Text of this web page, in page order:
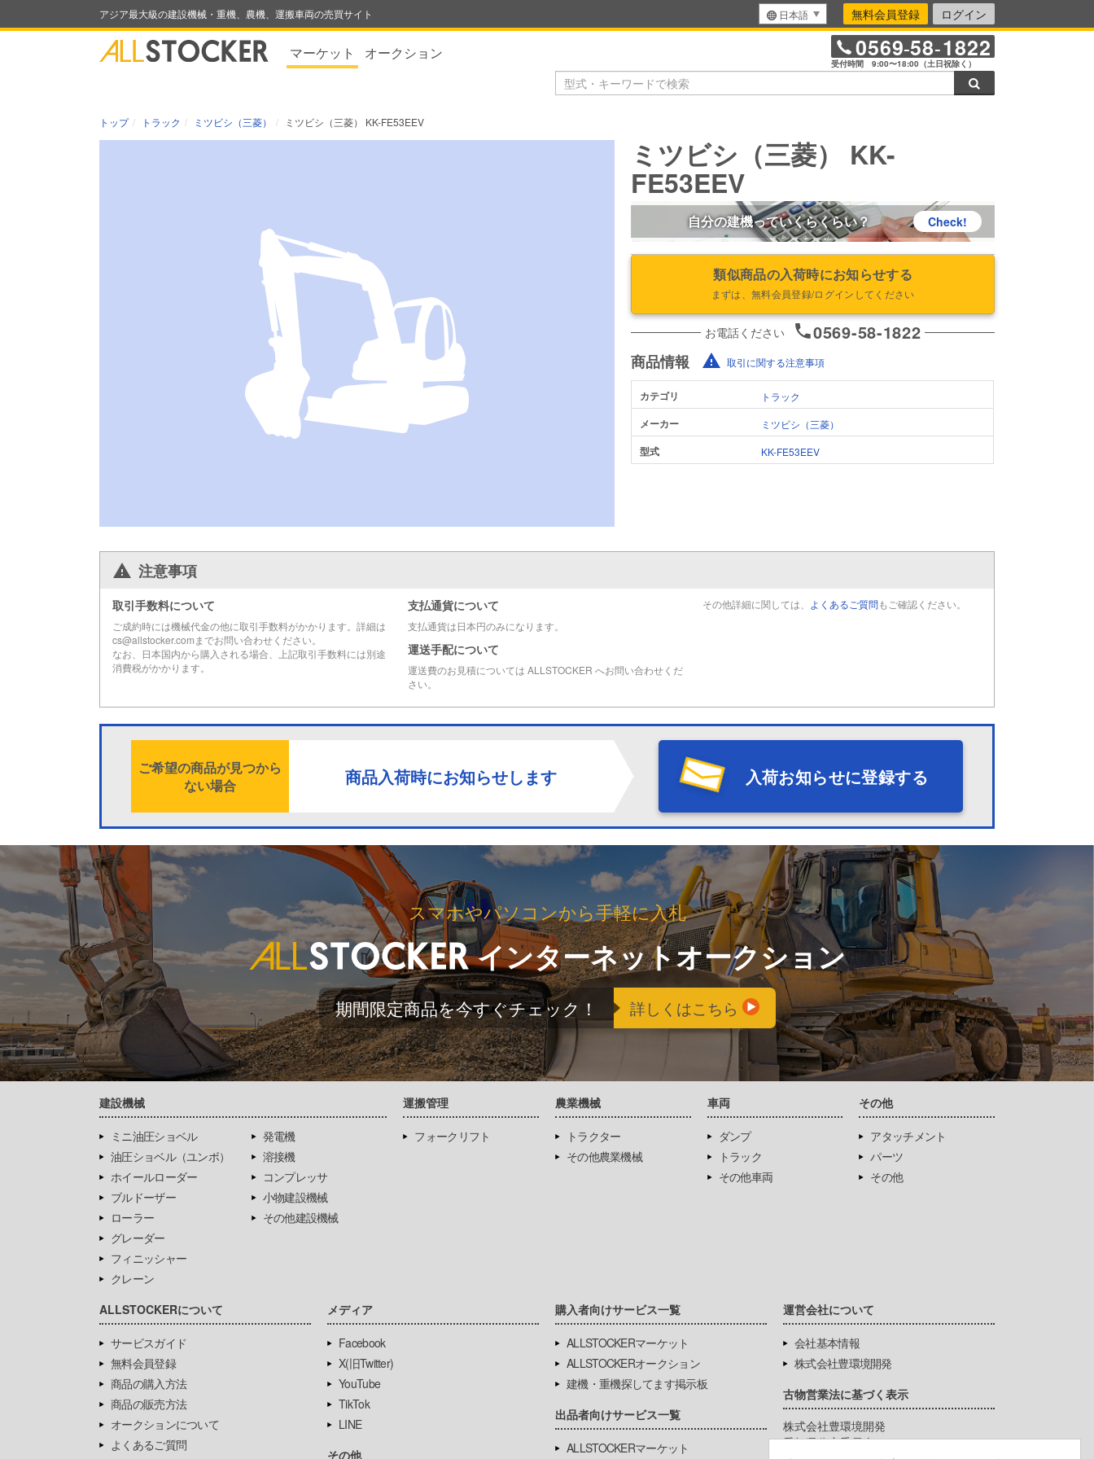
アジア最大級の建設機械・重機、農機、運搬車両の売買サイト 日本語 無料会員登録 ログイン
マーケット オークション 0569-58-1822
受付時間 9:00〜18:00（土日祝除く）
トップ トラック ミツビシ（三菱） ミツビシ（三菱） KK-FE53EEV
ミツビシ（三菱） KK-
FE53EEV
自分の建機っていくらくらい？ Check!
類似商品の入荷時にお知らせする
まずは、無料会員登録/ログインしてください
お電話ください 0569-58-1822
商品情報 取引に関する注意事項
カテゴリ トラック
メーカー ミツビシ（三菱）
型式 KK-FE53EEV
注意事項
取引手数料について
ご成約時には機械代金の他に取引手数料がかかります。詳細は
cs@allstocker.comまでお問い合わせください。
なお、日本国内から購入される場合、上記取引手数料には別途
消費税がかかります。
支払通貨について
支払通貨は日本円のみになります。
運送手配について
運送費のお見積については ALLSTOCKER へお問い合わせくだ
さい。
その他詳細に関しては、 よくあるご質問もご確認ください。
ご希望の商品が見つから
ない場合
商品入荷時にお知らせします 入荷お知らせに登録する
スマホやパソコンから手軽に入札
インターネットオークション
期間限定商品を今すぐチェック！ 詳しくはこちら
建設機械
ミニ油圧ショベル
油圧ショベル（ユンボ）
ホイールローダー
ブルドーザー
ローラー
グレーダー
フィニッシャー
クレーン
発電機
溶接機
コンプレッサ
小物建設機械
その他建設機械
運搬管理
フォークリフト
農業機械
トラクター
その他農業機械
車両
ダンプ
トラック
その他車両
その他
アタッチメント
パーツ
その他
ALLSTOCKERについて
サービスガイド
無料会員登録
商品の購入方法
商品の販売方法
オークションについて
よくあるご質問
メディア
Facebook
X(旧Twitter)
YouTube
TikTok
LINE
その他
購入者向けサービス一覧
ALLSTOCKERマーケット
ALLSTOCKERオークション
建機・重機探してます掲示板
出品者向けサービス一覧
ALLSTOCKERマーケット
運営会社について
会社基本情報
株式会社豊環境開発
古物営業法に基づく表示
株式会社豊環境開発
愛知県公安委員会